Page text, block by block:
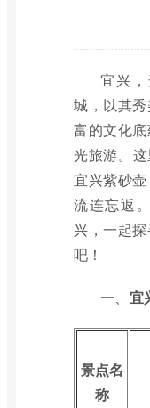
宜兴
城，以其
富的文化
光旅游。
宜兴紫砂
流连忘返
兴，一起
吧！
一、 宜
景点名
称